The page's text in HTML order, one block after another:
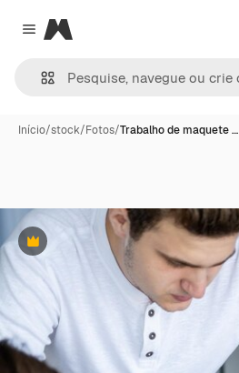
Close menu
Magnific
Início/stock/Fotos/Trabalho de maquete …
Premium